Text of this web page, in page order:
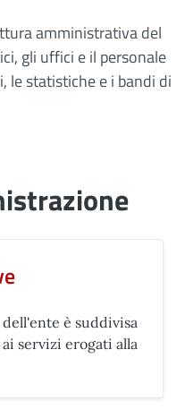
amministrativa del
gli uffici e il personale
le statistiche e i bandi di
è suddivisa
servizi erogati alla